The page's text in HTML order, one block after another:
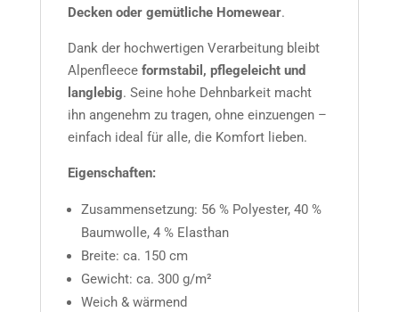
Decken oder gemütliche Homewear.
Dank der hochwertigen Verarbeitung bleibt
Alpenfleece formstabil, pflegeleicht und
langlebig. Seine hohe Dehnbarkeit macht
ihn angenehm zu tragen, ohne einzuengen –
einfach ideal für alle, die Komfort lieben.
Eigenschaften:
Zusammensetzung: 56 % Polyester, 40 %
Baumwolle, 4 % Elasthan
Breite: ca. 150 cm
Gewicht: ca. 300 g/m²
Weich & wärmend